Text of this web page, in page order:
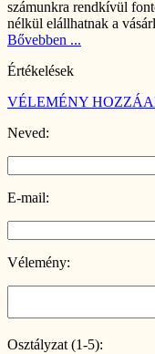
számunkra rendkívül
nélkül elállhatnak a
Bővebben ...
Értékelések
VÉLEMÉNY
Neved:
E-mail:
Vélemény:
Osztályzat (1-5):